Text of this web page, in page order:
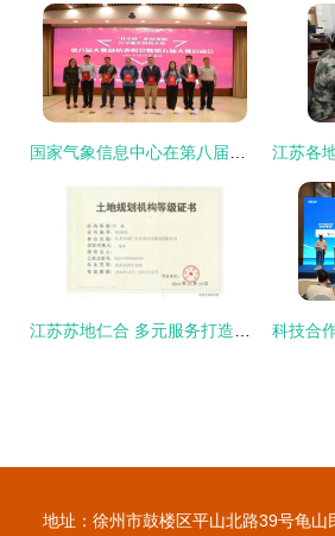
地址：徐州市鼓楼区平山北路39号龟山